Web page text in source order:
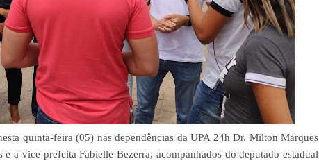
quinta-feira (05) nas dependências da UPA 24h Dr. Milton Marques
a vice-prefeita Fabielle Bezerra, acompanhados do deputado estadual